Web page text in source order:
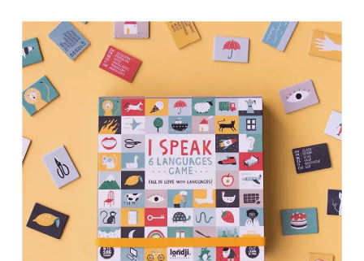
Medalla commemorativa Gaudí
Motxilla Stivibags